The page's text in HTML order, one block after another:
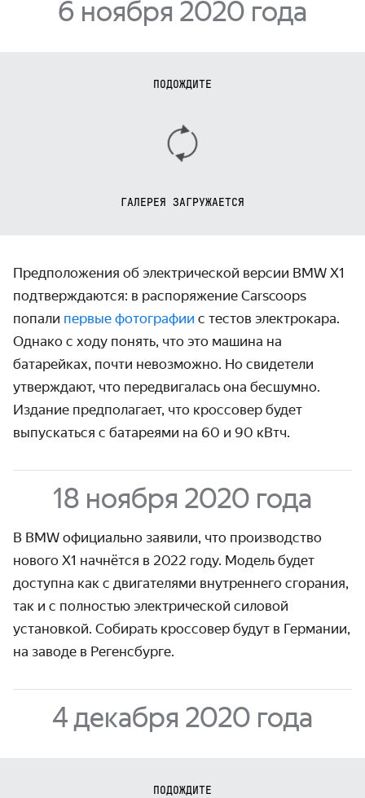
6 ноября 2020 года
ПОДОЖДИТЕ
ГАЛЕРЕЯ ЗАГРУЖАЕТСЯ
Предположения об электрической версии BMW X1
подтверждаются: в распоряжение Carscoops
попали первые фотографии с тестов электрокара.
Однако с ходу понять, что это машина на
батарейках, почти невозможно. Но свидетели
утверждают, что передвигалась она бесшумно.
Издание предполагает, что кроссовер будет
выпускаться с батареями на 60 и 90 кВтч.
18 ноября 2020 года
В BMW официально заявили, что производство
нового X1 начнётся в 2022 году. Модель будет
доступна как с двигателями внутреннего сгорания,
так и с полностью электрической силовой
установкой. Собирать кроссовер будут в Германии,
на заводе в Регенсбурге.
4 декабря 2020 года
ПОДОЖДИТЕ